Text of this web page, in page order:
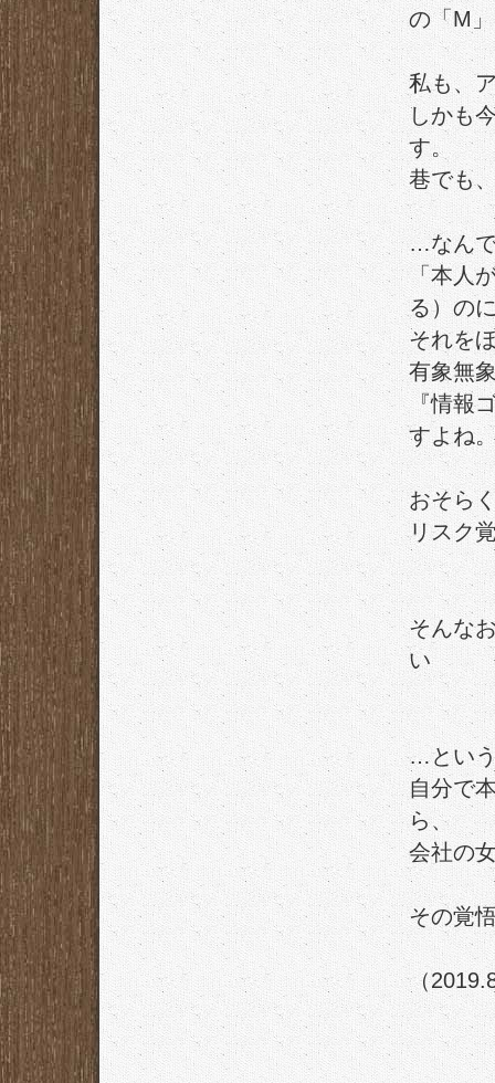
の「M
私も、
しかも
す。
巷でも
…なん
「本人
る）の
それを
有象無
『情報
すよね
おそら
リスク
そんな
い
…とい
自分で
ら、
会社の
その覚
（